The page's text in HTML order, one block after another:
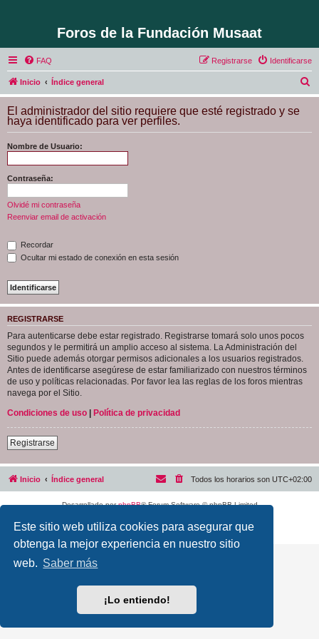
Este sitio web utiliza cookies para asegurar que
obtenga la mejor experiencia en nuestro sitio
web. Saber más
¡Lo entiendo!
Foros de la Fundación Musaat
FAQ Identificarse
Registrarse
Inicio Índice general
u
c
El administrador del sitio requiere que esté registrado y se
haya identificado para ver perfiles.
Nombre de Usuario:
Contraseña:
Olvidé mi contraseña
Reenviar email de activación
Recordar
Ocultar mi estado de conexión en esta sesión
REGISTRARSE
Para autenticarse debe estar registrado. Registrarse tomará solo unos pocos
segundos y le permitirá un amplio acceso al sistema. La Administración del
Sitio puede además otorgar permisos adicionales a los usuarios registrados.
Antes de identificarse asegúrese de estar familiarizado con nuestros términos
de uso y políticas relacionadas. Por favor lea las reglas de los foros mientras
navega por el Sitio.
Condiciones de uso | Política de privacidad
Registrarse
Inicio Índice general Todos los horarios son UTC+02:00
Desarrollado porphpBB® Forum Software © phpBB Limited
Privacidad| Condiciones